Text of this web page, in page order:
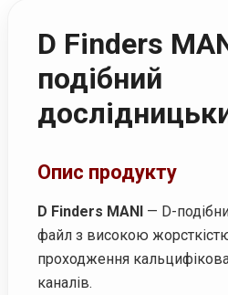
D Finders
подібний
Опис продукту
D Finders MANI — D-
файл з високою
проходження
каналів.